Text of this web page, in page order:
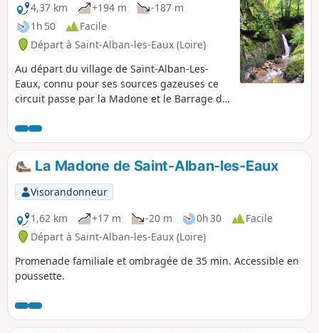
4,37 km
+194 m
-187 m
1h 50
Facile
Départ à Saint-Alban-les-Eaux (Loire)
Au départ du village de Saint-Alban-Les-
Eaux, connu pour ses sources gazeuses ce
circuit passe par la Madone et le Barrage de
du Désert. Il permet d'accéder à la cascade
sans grande difficulté puis de rejoindre le
village en passant par le Châtelus.
La Madone de Saint-Alban-les-Eaux
Visorandonneur
1,62 km
+17 m -20 m 0h 30
Facile
Départ à Saint-Alban-les-Eaux (Loire)
Promenade familiale et ombragée de 35 min. Accessible en
poussette.